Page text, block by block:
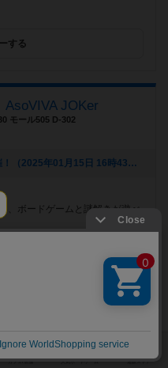
する
AsoVIVA JOKer
モール505 D-302
[NEW] 2025年 5周年記念イベント開催！（2025年01月15日 16時43分）
、ボードゲームと謎解きが遊べ
フェ
横浜高島タウンハイツ2階